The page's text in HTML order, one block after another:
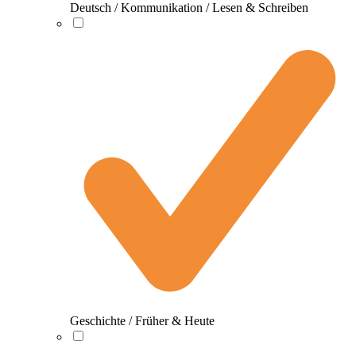
Deutsch / Kommunikation / Lesen & Schreiben
Geschichte / Früher & Heute